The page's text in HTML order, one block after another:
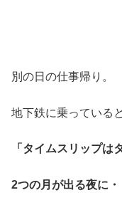
別の日の仕事帰り。
地下鉄に乗っている
「タイムスリップは
2つの月が出る夜に・